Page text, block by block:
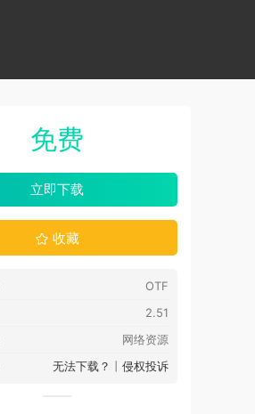
免费
立即下载
收藏
OTF
2.51
网络资源
无法下载？ 丨 侵权投诉